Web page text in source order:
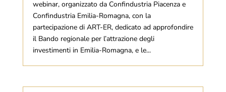
webinar, organizzato da Confindustria Piacenza e
Confindustria Emilia-Romagna, con la
partecipazione di ART-ER, dedicato ad approfondire
il Bando regionale per l’attrazione degli
investimenti in Emilia-Romagna, e le...